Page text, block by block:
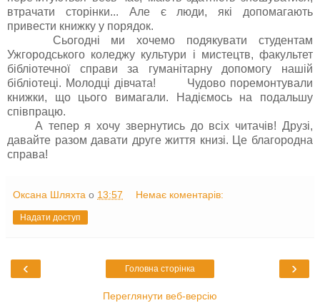
втрачати сторінки... Але є люди, які допомагають
привести книжку у порядок.
Сьогодні ми хочемо подякувати студентам
Ужгородського коледжу культури і мистецтв, факультет
бібліотечної справи за гуманітарну допомогу нашій
бібліотеці. Молодці дівчата! Чудово поремонтували
книжки, що цього вимагали. Надіємось на подальшу
співпрацю.
А тепер я хочу звернутись до всіх читачів! Друзі,
давайте разом давати друге життя книзі. Це благородна
справа!
Оксана Шляхта о 13:57 Немає коментарів:
Надати доступ
‹ ›
Головна сторінка
Переглянути веб-версію